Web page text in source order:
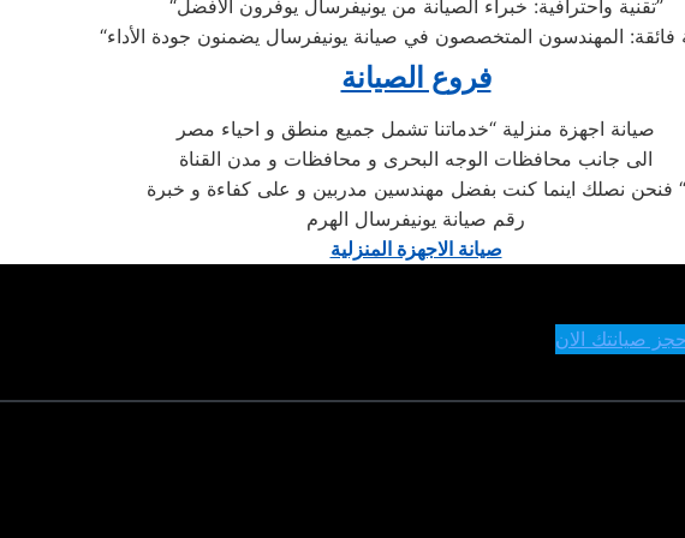
“تقنية واحترافية: خبراء الصيانة من يونيفرسال يوفرون الأفضل”
فروع الصيانة
صيانة اجهزة منزلية “خدماتنا تشمل جميع منطق و احياء مصر
الى جانب محافظات الوجه البحرى و محافظات و مدن القناة
فنحن نصلك اينما كنت بفضل مهندسين مدربين و على كفاءة و خبرة “
رقم صيانة يونيفرسال الهرم
صيانة الاجهزة المنزلية
صيانتك الان